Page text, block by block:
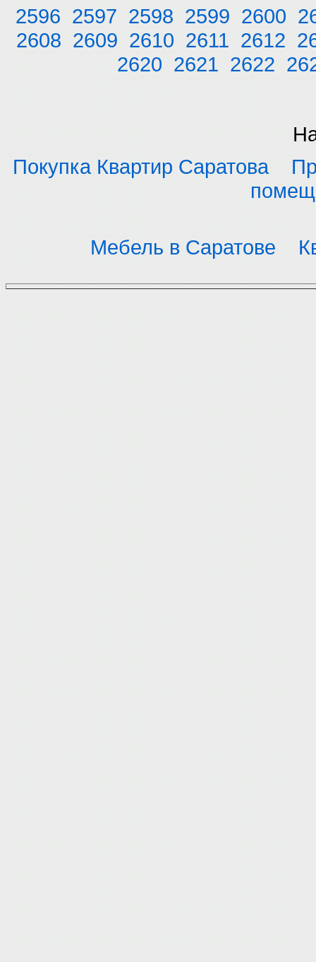
2596 2597 2598 2599 2600
2608 2609 2610 2611 2612
2620 2621 2622
Покупка Квартир Саратова
Мебель в Саратове